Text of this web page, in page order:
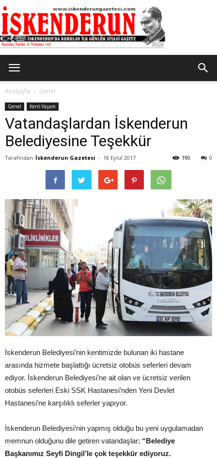
Gazetesi
Anasayfa Genel
Genel Kent-Yaşam
Vatandaşlardan İskenderun
Belediyesine Teşekkür
Tarafından İskenderun Gazetesi - 18 Eylül 2017 0
190
İskenderun Belediyesi’nin kentimizde bulunan iki hastane
arasında hizmete başlattığı ücretsiz otobüs seferleri devam
ediyor. İskenderun Belediyesi’ne ait olan ve ücretsiz verilen
otobüs seferleri Eski SSK Hastanesi’nden Yeni Devlet
Hastanesi’ne karşılıklı seferler yapıyor.
İskenderun Belediyesi’nin yapmış olduğu bu yeni uygulamadan
memnun olduğunu dile getiren vatandaşlar; “Belediye
Başkanımız Seyfi Dingil’le çok teşekkür ediyoruz.